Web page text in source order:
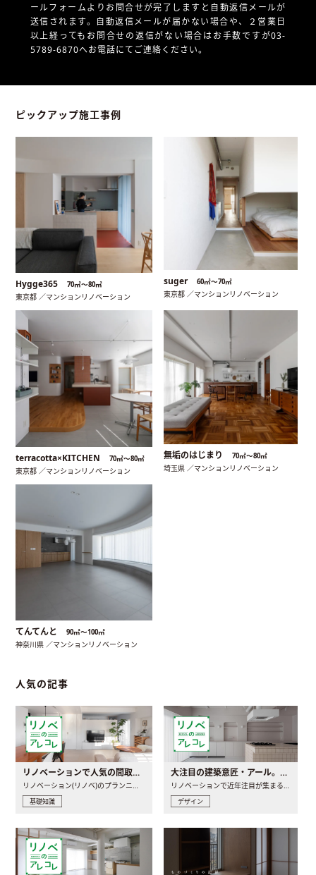
ールフォームよりお問合せが完了しますと自動返信メールが
送信されます。自動返信メールが届かない場合や、
２営業日
以上経ってもお問合せの返信がない場合はお手数ですが03-
5789-6870へお電話にてご連絡ください。
ピックアップ施工事例
Hygge365 70㎡〜80㎡
東京都 ／マンションリノベーション
suger 60㎡〜70㎡
東京都 ／マンションリノベーション
terracotta×KITCHEN 70㎡〜80㎡
東京都 ／マンションリノベーション
無垢のはじまり 70㎡〜80㎡
埼玉県 ／マンションリノベーション
てんてんと 90㎡〜100㎡
神奈川県 ／マンションリノベーション
人気の記事
リノベーションで人気の間取りとは？トレンドの間取りと実例を徹底解説
リノベーション(リノベ)のプランニングで一番最初に決めるのは..
基礎知識
大注目の建築意匠・アール。人気の理由と空間に取り入れるポイント
リノベーションで近年注目が集まる建築意匠の一つであるアール..
デザイン